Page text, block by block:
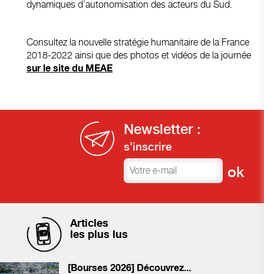
dynamiques d’autonomisation des acteurs du Sud.
Consultez la nouvelle stratégie humanitaire de la France
2018-2022 ainsi que des photos et vidéos de la journée
sur le site du MEAE
Newsletter :
s'inscrire
Articles
les plus lus
[Bourses 2026] Découvrez...